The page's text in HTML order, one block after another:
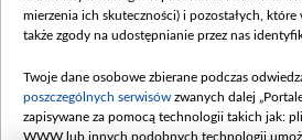
mierzenia ich skuteczności) i pozostałych, które
także zgody na udostępnianie przez nas
Twoje dane osobowe zbierane podczas
poszczególnych serwisów zwanych dalej
zapisywane za pomocą technologii takich jak:
WWW lub innych podobnych technologii